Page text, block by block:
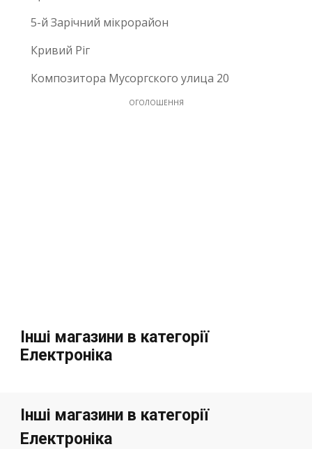
5-й Зарічний мікрорайон
Кривий Ріг
Композитора Мусоргского улица 20
ОГОЛОШЕННЯ
Інші магазини в категорії
Електроніка
Інші магазини в категорії
Електроніка